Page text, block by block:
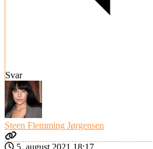
Svar
Steen Flemming Jørgensen
5. august 2021 18:17